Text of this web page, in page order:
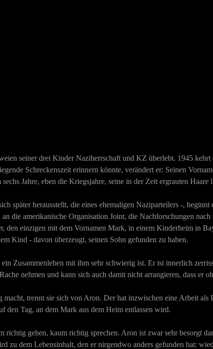
seiner drei Kinder Naziherrschaft und KZ überlebt. 1945
Schreckenszeit erinnern könnte, verändert er: Seinen
Jahre, eben die Kriegsjahre, seine in der Zeit ergrauten Haare
später herausstellt, die eines ehemaligen Naziparteilers -,
die amerikanische Organisation Joint, die Nachforschungen
den einzigen mit dem Vornamen Mark, in einem Kinderheim in
Kind - davon überzeugt, seinen Sohn gefunden zu haben.
Zusammenleben mit ihm sehr schwierig ist. Er ist innerlich
nehmen und kann sich auch damit nicht arrangieren, dass er
macht, trennt sie sich von Aron. Der hat inzwischen eine Arbeit
den Tag, an dem Mark aus dem Heim entlassen wird.
richtig gehen, kaum richtig sprechen. Aron ist zwar sehr besorgt
zu dem Lebensinhalt, den er nirgendwo anders gefunden hat: